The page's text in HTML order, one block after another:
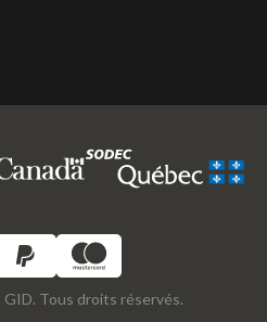
Tous droits réservés.